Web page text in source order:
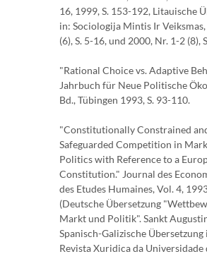
16, 1999, S. 153-192, Litauische
in: Sociologija Mintis Ir
(6), S. 5-16, und 2000, Nr. 1-2 (8),
"Rational Choice vs. Adaptive
Jahrbuch für Neue Politische
Bd., Tübingen 1993, S. 93-110.
"Constitutionally Constrained
Safeguarded Competition in
Politics with Reference to a
Constitution." Journal des
des Etudes Humaines, Vol. 4,
(Deutsche Übersetzung
Markt und Politik". Sankt
Spanisch-Galizische
Revista Xuridica da Universidade